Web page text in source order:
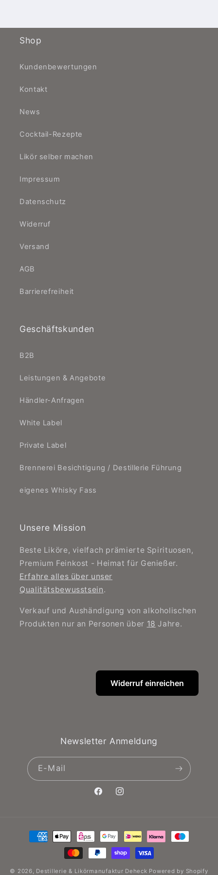
Shop
Kundenbewertungen
Kontakt
News
Cocktail-Rezepte
Likör selber machen
Impressum
Datenschutz
Widerruf
Versand
AGB
Barrierefreiheit
Geschäftskunden
B2B
Leistungen & Angebote
Händler-Anfragen
White Label
Private Label
Brennerei Besichtigung / Destillerie Führung
eigenes Whisky Fass
Unsere Mission
Beste Liköre, vielfach prämierte Spirituosen,
Premium Feinkost - Heimat für Genießer.
Erfahre alles über unser
Qualitätsbewusstsein.
Verkauf und Aushändigung von alkoholischen
Produkten nur an Personen über 18 Jahre.
Widerruf einreichen
Newsletter Anmeldung
E-Mail
FacebookInstagram
Zahlungsmethoden
© 2026, Destillerie & Likörmanufaktur Deheck Powered by Shopify